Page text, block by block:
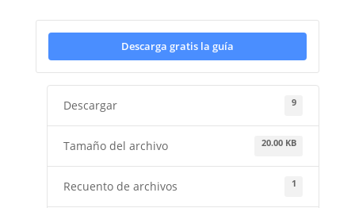
Descarga gratis la guía
Descargar 9
Tamaño del archivo 20.00 KB
Recuento de archivos 1